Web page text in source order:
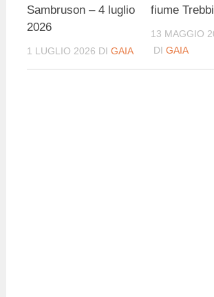
Sambruson – 4 luglio
2026
1 LUGLIO 2026 DI GAIA
fiume
13 MAGGIO
DI GAIA